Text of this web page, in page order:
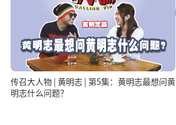
传召大人物 | 黄明志 | 第5集：黄明志最想问黄
明志什么问题？